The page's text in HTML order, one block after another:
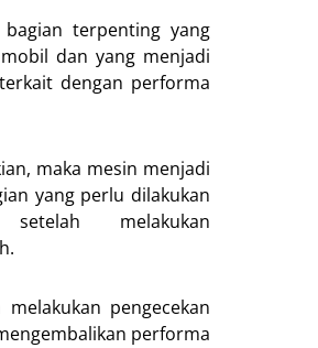
terpenting yang
dan yang menjadi
dengan performa
maka mesin menjadi
yang perlu dilakukan
setelah melakukan
melakukan pengecekan
performa